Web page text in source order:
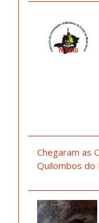
Chegaram as
Quilombos do